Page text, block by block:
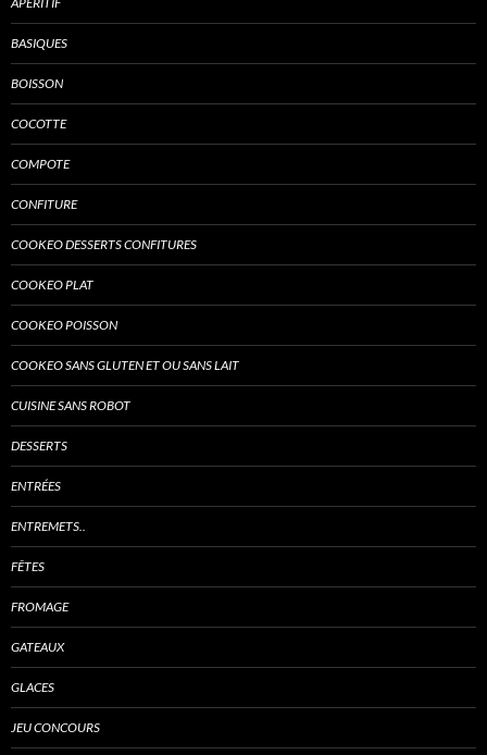
BASIQUES
BOISSON
COCOTTE
COMPOTE
CONFITURE
COOKEO DESSERTS CONFITURES
COOKEO PLAT
COOKEO POISSON
COOKEO SANS GLUTEN ET OU SANS LAIT
CUISINE SANS ROBOT
DESSERTS
ENTRÉES
ENTREMETS..
FÊTES
FROMAGE
GATEAUX
GLACES
JEU CONCOURS